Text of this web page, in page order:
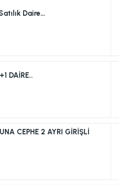
Daire…
2+1 DAİRE..
CEPHE 2 AYRI GİRİŞLİ